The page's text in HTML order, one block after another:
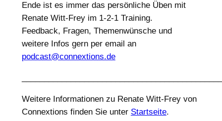
Ende ist es immer das persönliche Üben mit
Renate Witt-Frey im 1-2-1 Training.
Feedback, Fragen, Themenwünsche und
weitere Infos gern per email an
podcast@connextions.de
Weitere Informationen zu Renate Witt-Frey von
Connextions finden Sie unter Startseite.